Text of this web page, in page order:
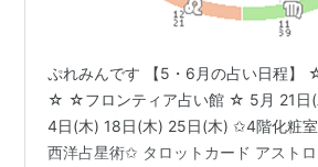
ぷれみんです 【5・6月の占い日程】
☆ ☆フロンティア占い館 ☆ 5月 21日(
4日(木) 18日(木) 25日(木) ✩4階化粧
西洋占星術✩ タロットカード アスト